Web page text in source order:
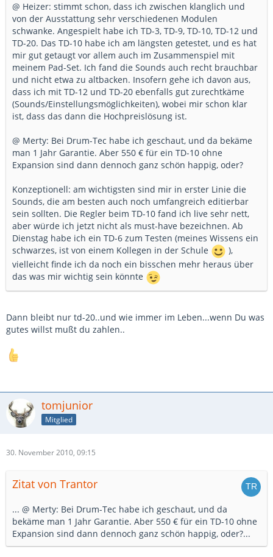
@ Heizer: stimmt schon, dass ich zwischen klanglich und
von der Ausstattung sehr verschiedenen Modulen
schwanke. Angespielt habe ich TD-3, TD-9, TD-10, TD-12 und
TD-20. Das TD-10 habe ich am längsten getestet, und es hat
mir gut getaugt vor allem auch im Zusammenspiel mit
meinem Pad-Set. Ich fand die Sounds auch recht brauchbar
und nicht etwa zu altbacken. Insofern gehe ich davon aus,
dass ich mit TD-12 und TD-20 ebenfalls gut zurechtkäme
(Sounds/Einstellungsmöglichkeiten), wobei mir schon klar
ist, dass das dann die Hochpreislösung ist.
@ Merty: Bei Drum-Tec habe ich geschaut, und da bekäme
man 1 Jahr Garantie. Aber 550 € für ein TD-10 ohne
Expansion sind dann dennoch ganz schön happig, oder?
Konzeptionell: am wichtigsten sind mir in erster Linie die
Sounds, die am besten auch noch umfangreich editierbar
sein sollten. Die Regler beim TD-10 fand ich live sehr nett,
aber würde ich jetzt nicht als must-have bezeichnen. Ab
Dienstag habe ich ein TD-6 zum Testen (meines Wissens ein
schwarzes, ist von einem Kollegen in der Schule
),
vielleicht finde ich da noch ein bisschen mehr heraus über
das was mir wichtig sein könnte
Dann bleibt nur td-20..und wie immer im Leben...wenn Du was
gutes willst mußt du zahlen..
tomjunior
Mitglied
30. November 2010, 09:15
Zitat von Trantor
... @ Merty: Bei Drum-Tec habe ich geschaut, und da
bekäme man 1 Jahr Garantie. Aber 550 € für ein TD-10 ohne
Expansion sind dann dennoch ganz schön happig, oder?...